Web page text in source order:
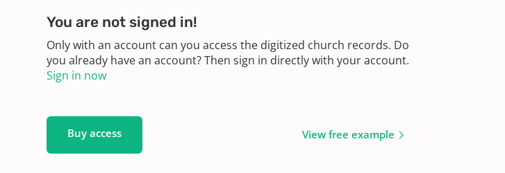
You are not signed in!
Only with an account can you access the digitized church records. Do
you already have an account? Then sign in directly with your account.
Sign in now
Buy access View free example